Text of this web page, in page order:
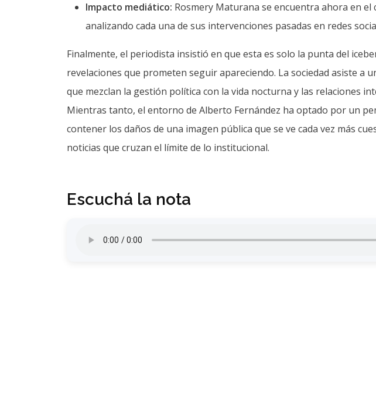
Impacto mediático: Rosmery Maturana se encuentra ahora en el
analizando cada una de sus intervenciones pasadas en redes
Finalmente, el periodista insistió en que esta es solo la punta del
revelaciones que prometen seguir apareciendo. La sociedad asiste a
que mezclan la gestión política con la vida nocturna y las relaciones
Mientras tanto, el entorno de Alberto Fernández ha optado por un
contener los daños de una imagen pública que se ve cada vez más
noticias que cruzan el límite de lo institucional.
Escuchá la nota